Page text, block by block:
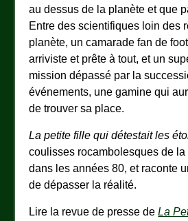
au dessus de la planète et que
Entre des scientifiques loin des
planète, un camarade fan de
arriviste et prête à tout, et un
mission dépassé par la
événements, une gamine qui
de trouver sa place.
La petite fille qui détestait les
coulisses rocambolesques de
dans les années 80, et raconte
de dépasser la réalité.
Lire la revue de presse deLa